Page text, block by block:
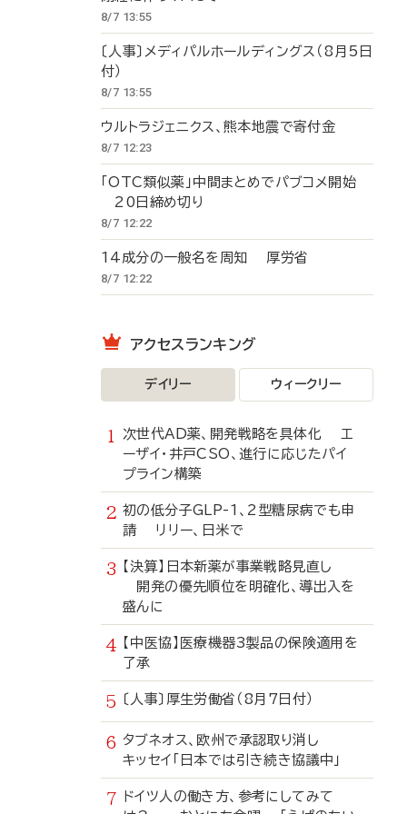
8/7 13:55
〔人事〕メディパルホールディングス（8月5日
付）
8/7 13:55
ウルトラジェニクス、熊本地震で寄付金
8/7 12:23
「OTC類似薬」中間まとめでパブコメ開始
20日締め切り
8/7 12:22
14成分の一般名を周知 厚労省
8/7 12:22
アクセスランキング
デイリー ウィークリー
次世代AD薬、開発戦略を具体化 エ
ーザイ・井戸CSO、進行に応じたパイ
プライン構築
初の低分子GLP-1、2型糖尿病でも申
請 リリー、日米で
【決算】日本新薬が事業戦略見直し
開発の優先順位を明確化、導出入を
盛んに
【中医協】医療機器3製品の保険適用を
了承
〔人事〕厚生労働省（8月7日付）
タブネオス、欧州で承認取り消し
キッセイ「日本では引き続き協議中」
ドイツ人の働き方、参考にしてみて